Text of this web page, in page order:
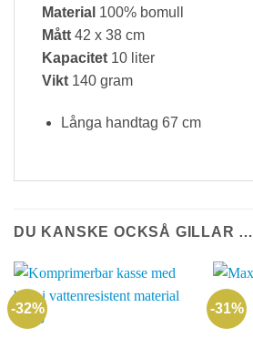
Material 100% bomull
Mått 42 x 38 cm
Kapacitet 10 liter
Vikt 140 gram
Långa handtag 67 cm
DU KANSKE OCKSÅ GILLAR …
-32% -31%